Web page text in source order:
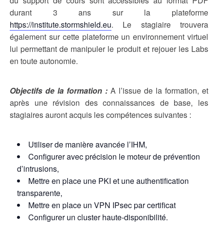
durant 3 ans sur la plateforme
https://institute.stormshield.eu. Le stagiaire trouvera
également sur cette plateforme un environnement virtuel
lui permettant de manipuler le produit et rejouer les Labs
en toute autonomie.
Objectifs de la formation : A l’issue de la formation, et
après une révision des connaissances de base, les
stagiaires auront acquis les compétences suivantes :
Utiliser de manière avancée l’IHM,
Configurer avec précision le moteur de prévention
d’intrusions,
Mettre en place une PKI et une authentification
transparente,
Mettre en place un VPN IPsec par certificat
Configurer un cluster haute-disponibilité.